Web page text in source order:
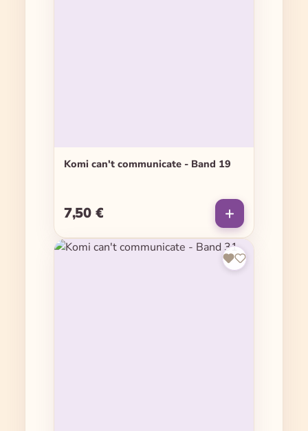
Komi can't communicate - Band 19
Regulärer Preis:
7,50 €